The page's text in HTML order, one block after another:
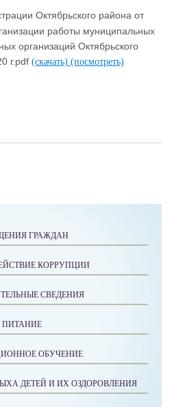
Октябрьского района от
работы муниципальных
организаций Октябрьского
г.pdf (скачать) (посмотреть)
ГРАЖДАН
КОРРУПЦИИ
СВЕДЕНИЯ
ПИТАНИЕ
ОБУЧЕНИЕ
ДЕТЕЙ И ИХ ОЗДОРОВЛЕНИЯ